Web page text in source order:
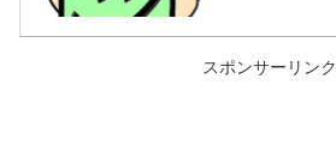
スポンサーリンク